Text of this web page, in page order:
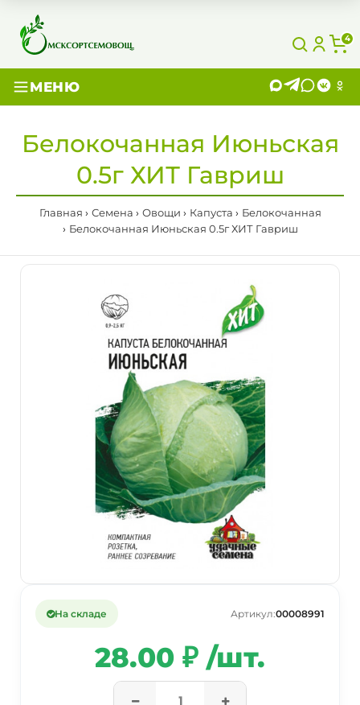
4
МЕНЮ
Белокочанная Июньская
0.5г ХИТ Гавриш
Главная Семена Овощи Капуста
Белокочанная
Белокочанная Июньская 0.5г ХИТ Гавриш
На складе Артикул:00008991
28.00 ₽ /шт.